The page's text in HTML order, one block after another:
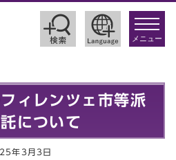
toggle
メニュー
ィレンツェ市等派
について
年3月3日